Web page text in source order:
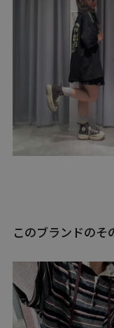
このブランドのそ